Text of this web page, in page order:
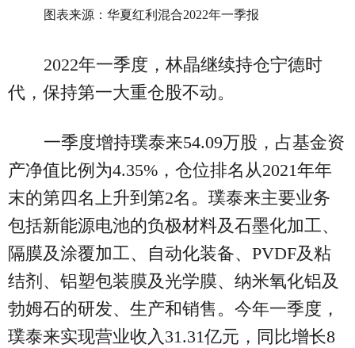
图表来源：华夏红利混合2022年一季报
2022年一季度，林晶继续持仓宁德时
代，保持第一大重仓股不动。
一季度增持璞泰来54.09万股，占基金资
产净值比例为4.35%，仓位排名从2021年年
末的第四名上升到第2名。璞泰来主要业务
包括新能源电池的负极材料及石墨化加工、
隔膜及涂覆加工、自动化装备、PVDF及粘
结剂、铝塑包装膜及光学膜、纳米氧化铝及
勃姆石的研发、生产和销售。今年一季度，
璞泰来实现营业收入31.31亿元，同比增长8